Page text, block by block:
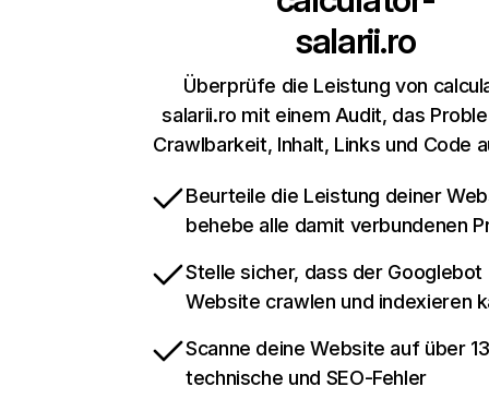
salarii.ro
Überprüfe die Leistung von
salarii.ro mit einem Audit, das
Crawlbarkeit, Inhalt, Links und Code
Beurteile die Leistung deiner
behebe alle damit verbundenen
Stelle sicher, dass der Googlebot
Website crawlen und indexieren
Scanne deine Website auf über
technische und SEO-Fehler